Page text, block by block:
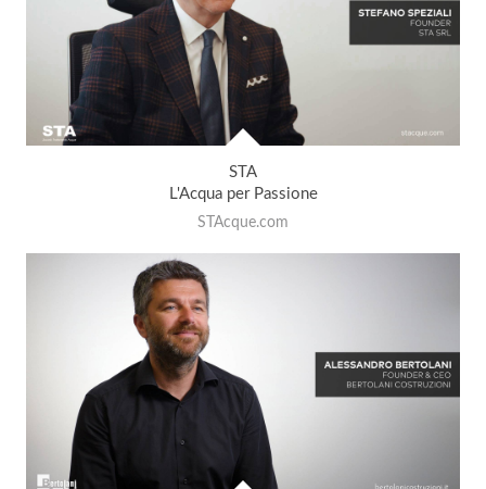
STA
L'Acqua per Passione
STAcque.com